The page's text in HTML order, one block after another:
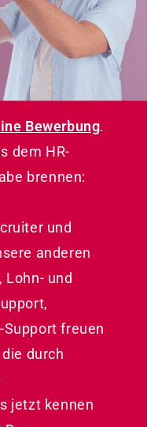
Bewerbung.
dem HR-
brennen:
und
anderen
Lohn- und
freuen
durch
jetzt kennen